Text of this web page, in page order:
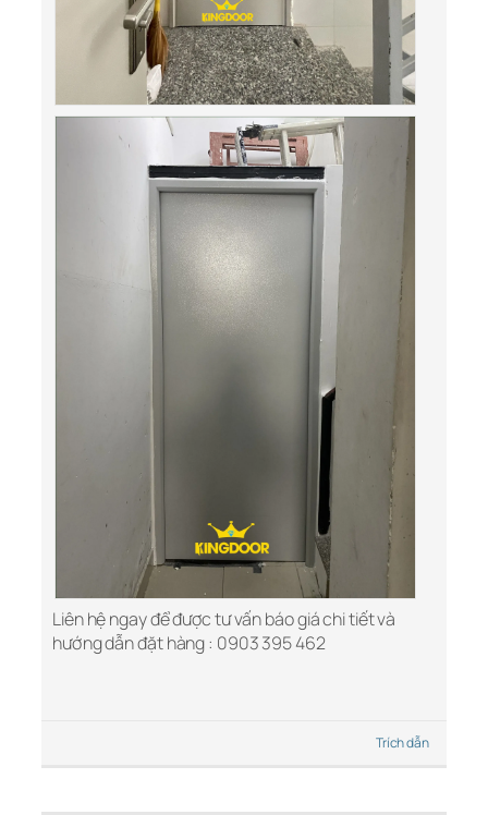
Liên hệ ngay để được tư vấn báo giá chi tiết và
hướng dẫn đặt hàng : 0903 395 462
Trích dẫn